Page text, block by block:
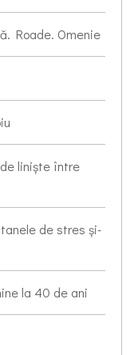
Roade. Omenie
de liniște între
de stres și-
la 40 de ani